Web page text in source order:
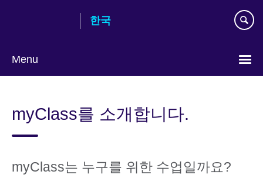
content
한국
Menu
myClass를 소개합니다.
myClass는 누구를 위한 수업일까요?